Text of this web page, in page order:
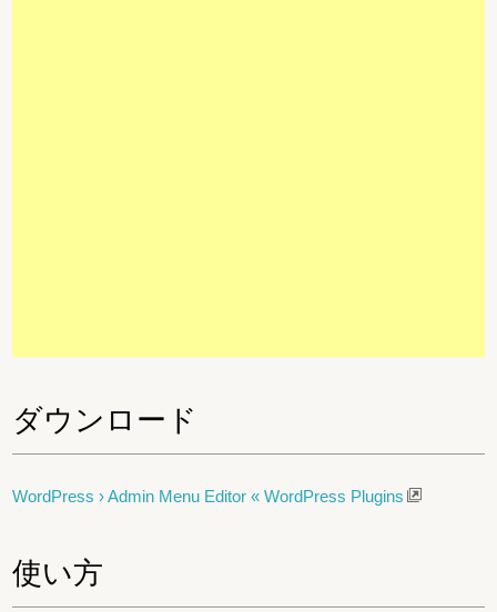
ダウンロード
WordPress › Admin Menu Editor « WordPress Plugins
使い方